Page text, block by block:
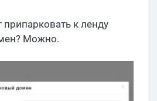
к ленду
Можно.